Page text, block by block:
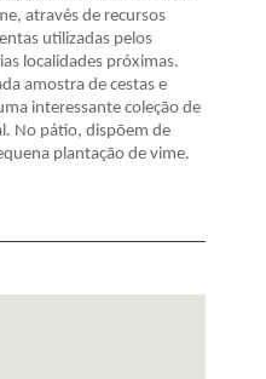
através de recursos
utilizadas pelos
localidades próximas.
amostra de cestas e
interessante coleção de
No pátio, dispõem de
plantação de vime.